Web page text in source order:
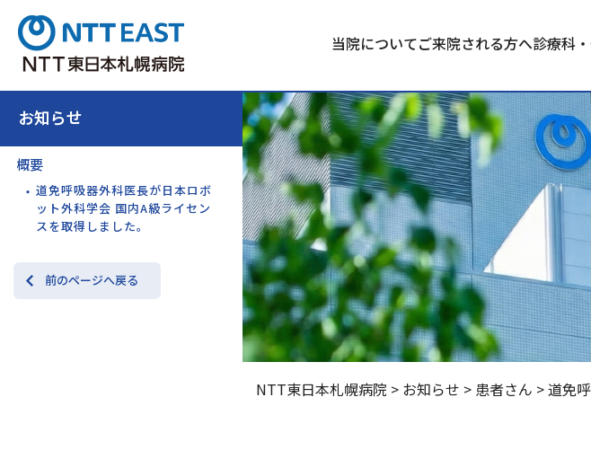
当院についてご来院される方へ診療科
お知らせ
概要
道免呼吸器外科医長が日本ロボ
ット外科学会 国内A級ライセン
スを取得しました。
前のページへ戻る
NTT東日本札幌病院 > お知らせ > 患者さん >道免